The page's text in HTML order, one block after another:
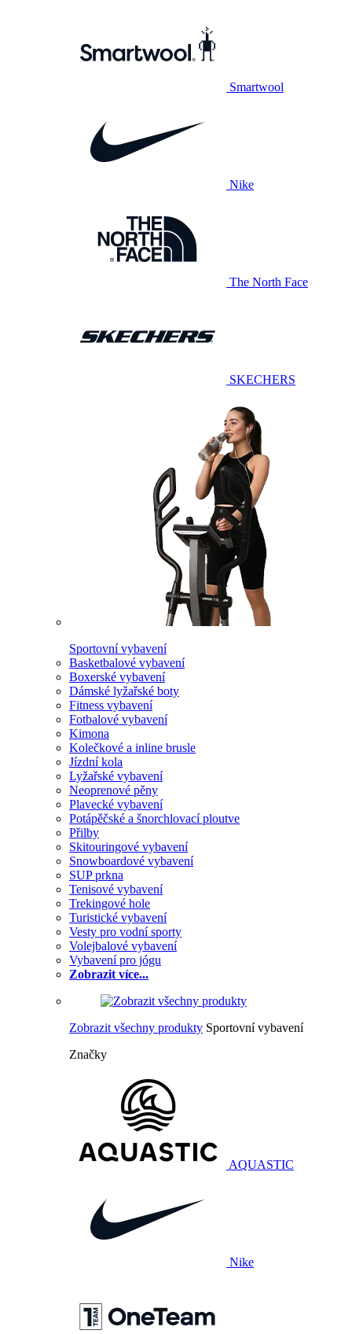
Smartwool
Nike
The North Face
SKECHERS
Sportovní vybavení
Basketbalové vybavení
Boxerské vybavení
Dámské lyžařské boty
Fitness vybavení
Fotbalové vybavení
Kimona
Kolečkové a inline brusle
Jízdní kola
Lyžařské vybavení
Neoprenové pěny
Plavecké vybavení
Potápěčské a šnorchlovací ploutve
Přilby
Skitouringové vybavení
Snowboardové vybavení
SUP prkna
Tenisové vybavení
Trekingové hole
Turistické vybavení
Vesty pro vodní sporty
Volejbalové vybavení
Vybavení pro jógu
Zobrazit více...
Zobrazit všechny produkty Sportovní vybavení
Značky
AQUASTIC
Nike